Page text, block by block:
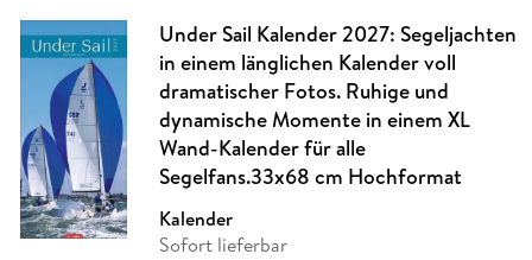
Under Sail Kalender 2027: Segeljachten
in einem länglichen Kalender voll
dramatischer Fotos. Ruhige und
dynamische Momente in einem XL
Wand-Kalender für alle
Segelfans.33x68 cm Hochformat
Kalender
Sofort lieferbar